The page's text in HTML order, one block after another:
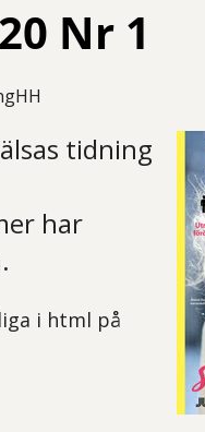
Nr 1
tidning
har
i html på